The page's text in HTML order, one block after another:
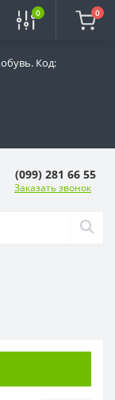
обувь. Код:
0 0
(099) 281 66 55
Заказать звонок